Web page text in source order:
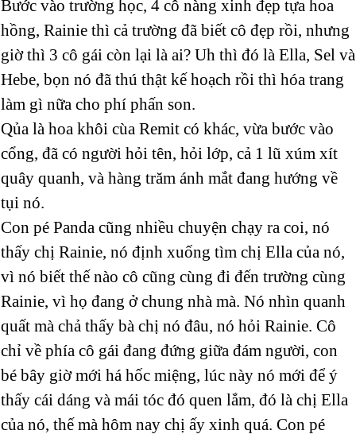
Bước vào trường học, 4 cô nàng xinh đẹp tựa hoa
hồng, Rainie thì cả trường đã biết cô đẹp rồi, nhưng
giờ thì 3 cô gái còn lại là ai? Uh thì đó là Ella, Sel và
Hebe, bọn nó đã thú thật kế hoạch rồi thì hóa trang
làm gì nữa cho phí phấn son.
Qủa là hoa khôi cùa Remit có khác, vừa bước vào
cổng, đã có người hỏi tên, hỏi lớp, cả 1 lũ xúm xít
quây quanh, và hàng trăm ánh mắt đang hướng về
tụi nó.
Con pé Panda cũng nhiều chuyện chạy ra coi, nó
thấy chị Rainie, nó định xuống tìm chị Ella của nó,
vì nó biết thế nào cô cũng cùng đi đến trường cùng
Rainie, vì họ đang ở chung nhà mà. Nó nhìn quanh
quất mà chả thấy bà chị nó đâu, nó hỏi Rainie. Cô
chỉ về phía cô gái đang đứng giữa đám người, con
bé bây giờ mới há hốc miệng, lúc này nó mới để ý
thấy cái dáng và mái tóc đó quen lắm, đó là chị Ella
của nó, thế mà hôm nay chị ấy xinh quá. Con pé